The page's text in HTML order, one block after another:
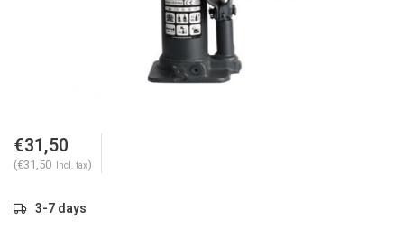
€31,50
(€31,50 Incl. tax)
3-7 days